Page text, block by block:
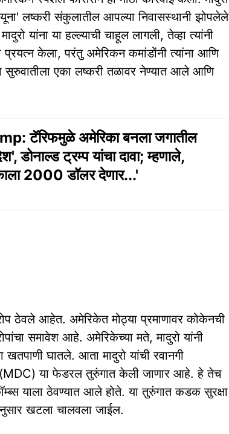
लष्करी संकुलातील आपल्या निवासस्थानी झोपलेले
यांना या हल्ल्याची चाहूल लागली, तेव्हा त्यांनी
प्रयत्न केला, परंतु अमेरिकन कमांडोंनी त्यांना आणि
सुरुवातीला एका लष्करी तळावर नेण्यात आले आणि
टॅरिफमुळे अमेरिका बनला जगातील
डोनाल्ड ट्रम्प यांचा दावा; म्हणाले,
2000 डॉलर देणार...'
ठेवले आहेत. अमेरिकेत मोठ्या प्रमाणावर कोकेनची
समावेश आहे. अमेरिकेच्या मते, मादुरो यांनी
खतपाणी घातले. आता मादुरो यांची रवानगी
या फेडरल तुरुंगात केली जाणार आहे. हे तेच
याला ठेवण्यात आले होते. या तुरुंगात कडक सुरक्षा
खटला चालवला जाईल.